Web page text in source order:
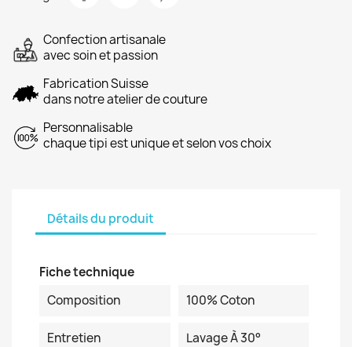
Confection artisanale
avec soin et passion
Fabrication Suisse
dans notre atelier de couture
Personnalisable
chaque tipi est unique et selon vos choix
Détails du produit
Fiche technique
Composition
100% Coton
Entretien Lavage À 30°